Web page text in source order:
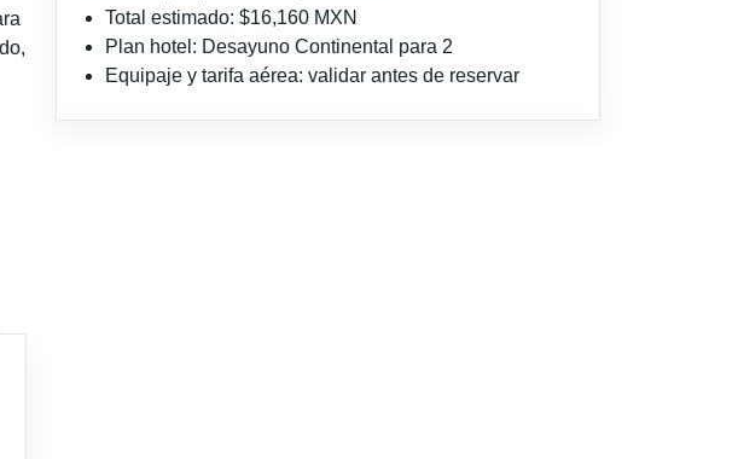
Total estimado: $16,160 MXN
Plan hotel: Desayuno Continental para 2
Equipaje y tarifa aérea: validar antes de reservar